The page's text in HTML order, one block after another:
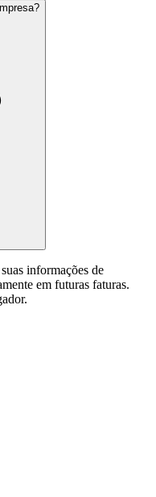
informações de
em futuras faturas.